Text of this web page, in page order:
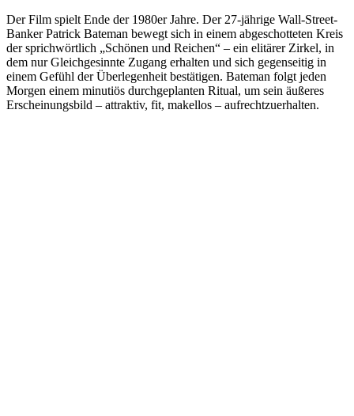
Der Film spielt Ende der 1980er Jahre. Der 27-jährige Wall-Street-
Banker Patrick Bateman bewegt sich in einem abgeschotteten Kreis
der sprichwörtlich „Schönen und Reichen“ – ein elitärer Zirkel, in
dem nur Gleichgesinnte Zugang erhalten und sich gegenseitig in
einem Gefühl der Überlegenheit bestätigen. Bateman folgt jeden
Morgen einem minutiös durchgeplanten Ritual, um sein äußeres
Erscheinungsbild – attraktiv, fit, makellos – aufrechtzuerhalten.